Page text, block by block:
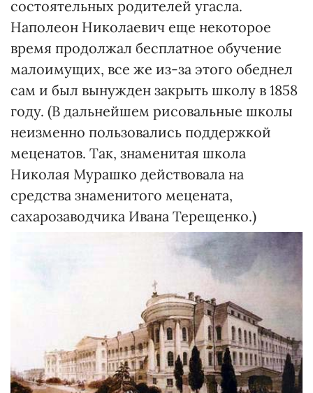
состоятельных родителей угасла.
Наполеон Николаевич еще некоторое
время продолжал бесплатное обучение
малоимущих, все же из-за этого обеднел
сам и был вынужден закрыть школу в 1858
году. (В дальнейшем рисовальные школы
неизменно пользовались поддержкой
меценатов. Так, знаменитая школа
Николая Мурашко действовала на
средства знаменитого мецената,
сахарозаводчика Ивана Терещенко.)